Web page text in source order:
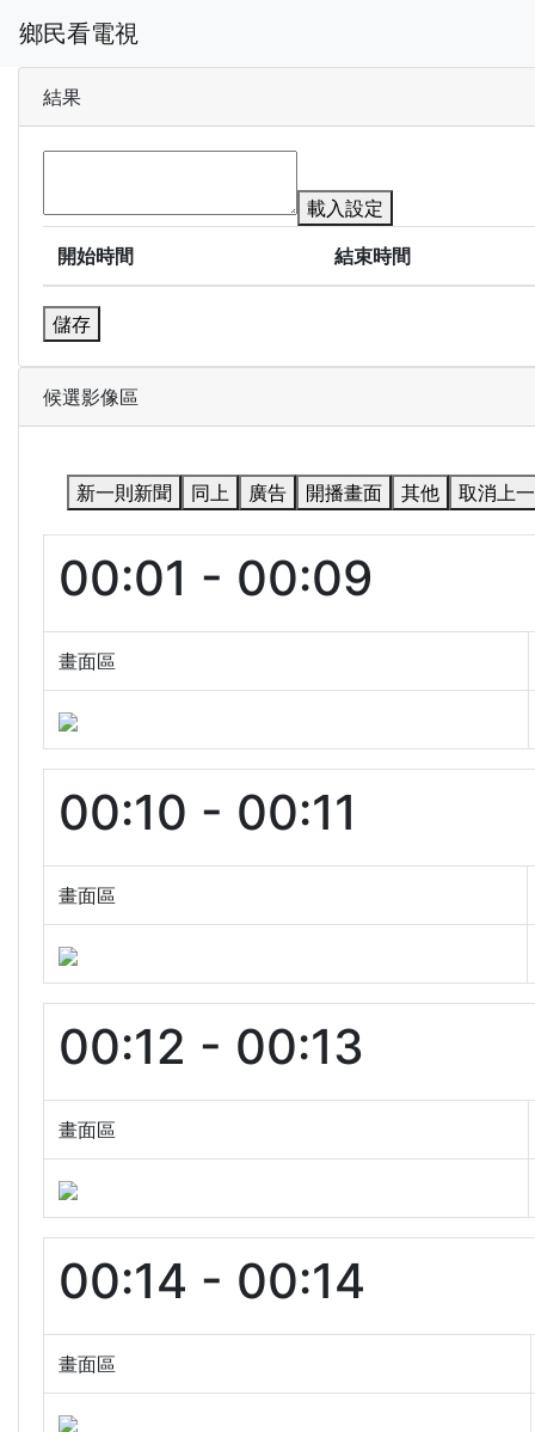
鄉民看電視
結果
載入設定
開始時間
結束時間
儲存
候選影像區
新一則新聞 同上 廣告 開播畫面 其他 取消上
00:01 - 00:09
畫面區
00:10 - 00:11
畫面區
00:12 - 00:13
畫面區
00:14 - 00:14
畫面區